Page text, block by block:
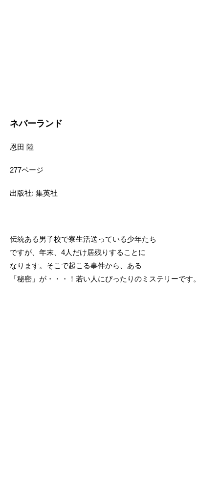
ネバーランド
恩田 陸
277ページ
出版社: 集英社
伝統ある男子校で寮生活送っている少年たち
ですが、年末、4人だけ居残りすることに
なります。そこで起こる事件から、ある
「秘密」が・・・！若い人にぴったりのミステリーです。